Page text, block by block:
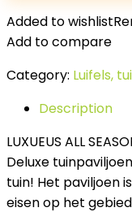
Added to wishlist
Add to compare
Category: Luifels,
Description
LUXUEUS ALL
Deluxe
tuin! Het paviljoen
eisen op het